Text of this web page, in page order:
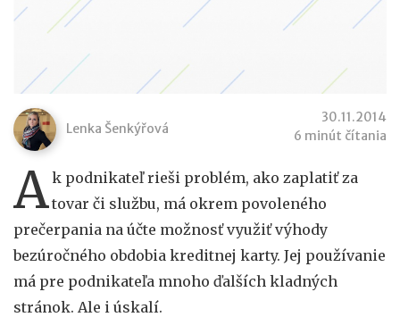
Lenka Šenkýřová
30.11.2014
6 minút čítania
Ak podnikateľ rieši problém, ako zaplatiť za
tovar či službu, má okrem povoleného
prečerpania na účte možnosť využiť výhody
bezúročného obdobia kreditnej karty. Jej používanie
má pre podnikateľa mnoho ďalších kladných
stránok. Ale i úskalí.